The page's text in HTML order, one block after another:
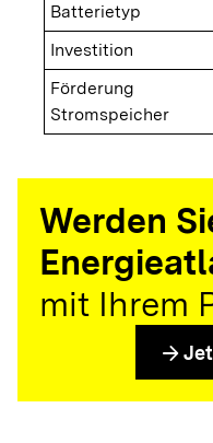
Batterietyp
Investition
Förderung
Stromspeicher
Werden
mit Ihrem
arrow_forward